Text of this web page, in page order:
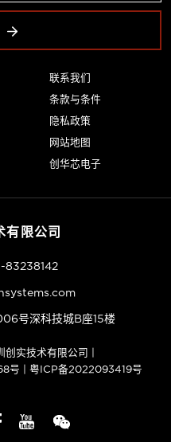
联系我们
条款与条件
隐私政策
网站地图
创华芯电子
有限公司
号深科技城B座15楼
实技术有限公司 |
号 | 粤ICP备2022093419号